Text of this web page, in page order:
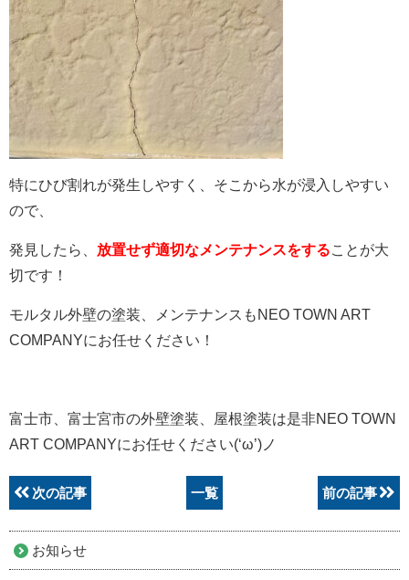
特にひび割れが発生しやすく、そこから水が浸入しやすい
ので、
発見したら、 放置せず適切なメンテナンスをすることが大
切です！
モルタル外壁の塗装、メンテナンスもNEO TOWN ART
COMPANYにお任せください！
富士市、富士宮市の外壁塗装、屋根塗装は是非NEO TOWN
ART COMPANYにお任せください(‘ω’)ノ
次の記事 一覧 前の記事
お知らせ